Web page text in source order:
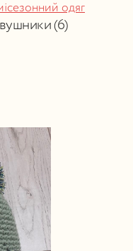
одяг
(6)